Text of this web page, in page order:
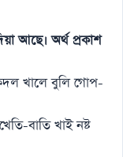
আছে। অর্থ প্রকাশ
খালে বুলি গােপ-
বাতি খাই নষ্ট